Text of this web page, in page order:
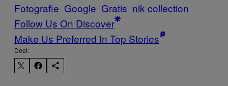
Fotografie Google Gratis nik collection
Follow Us On Discover
Make Us Preferred In Top Stories
Deel: